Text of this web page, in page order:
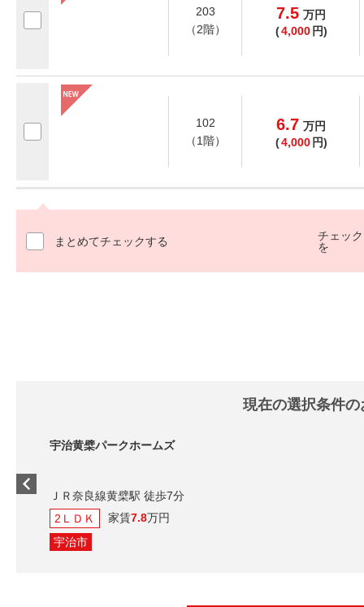
203
（2階）
7.5 万円
(4,000 円)
102
（1階）
6.7 万円
(4,000 円)
まとめてチェックする
チェッ
を
現在の選択条件
宇治黄檗パークホームズ
ＪＲ奈良線黄檗駅 徒歩7分
2ＬＤＫ
家賃7.8万円
宇治市